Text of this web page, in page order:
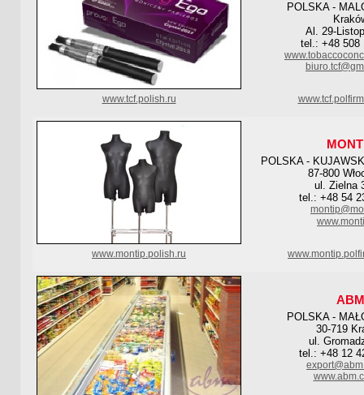
POLSKA -
Al. 29-
tel.: +48 508
www.tcf.polish.ru
POLSKA -
87-800
ul. Zielna
tel.: +48 54
www.montip.polish.ru
ABM
POLSKA -
30-719
ul.
tel.: +48 12